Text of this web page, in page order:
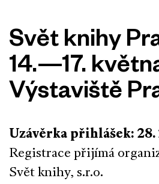
Svět knihy
14.—17.
Výstaviště
Uzávěrka přihlášek: 28.
Registrace přijímá
Svět knihy, s.r.o.